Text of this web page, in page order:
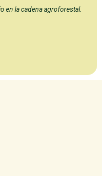
en la cadena agroforestal.